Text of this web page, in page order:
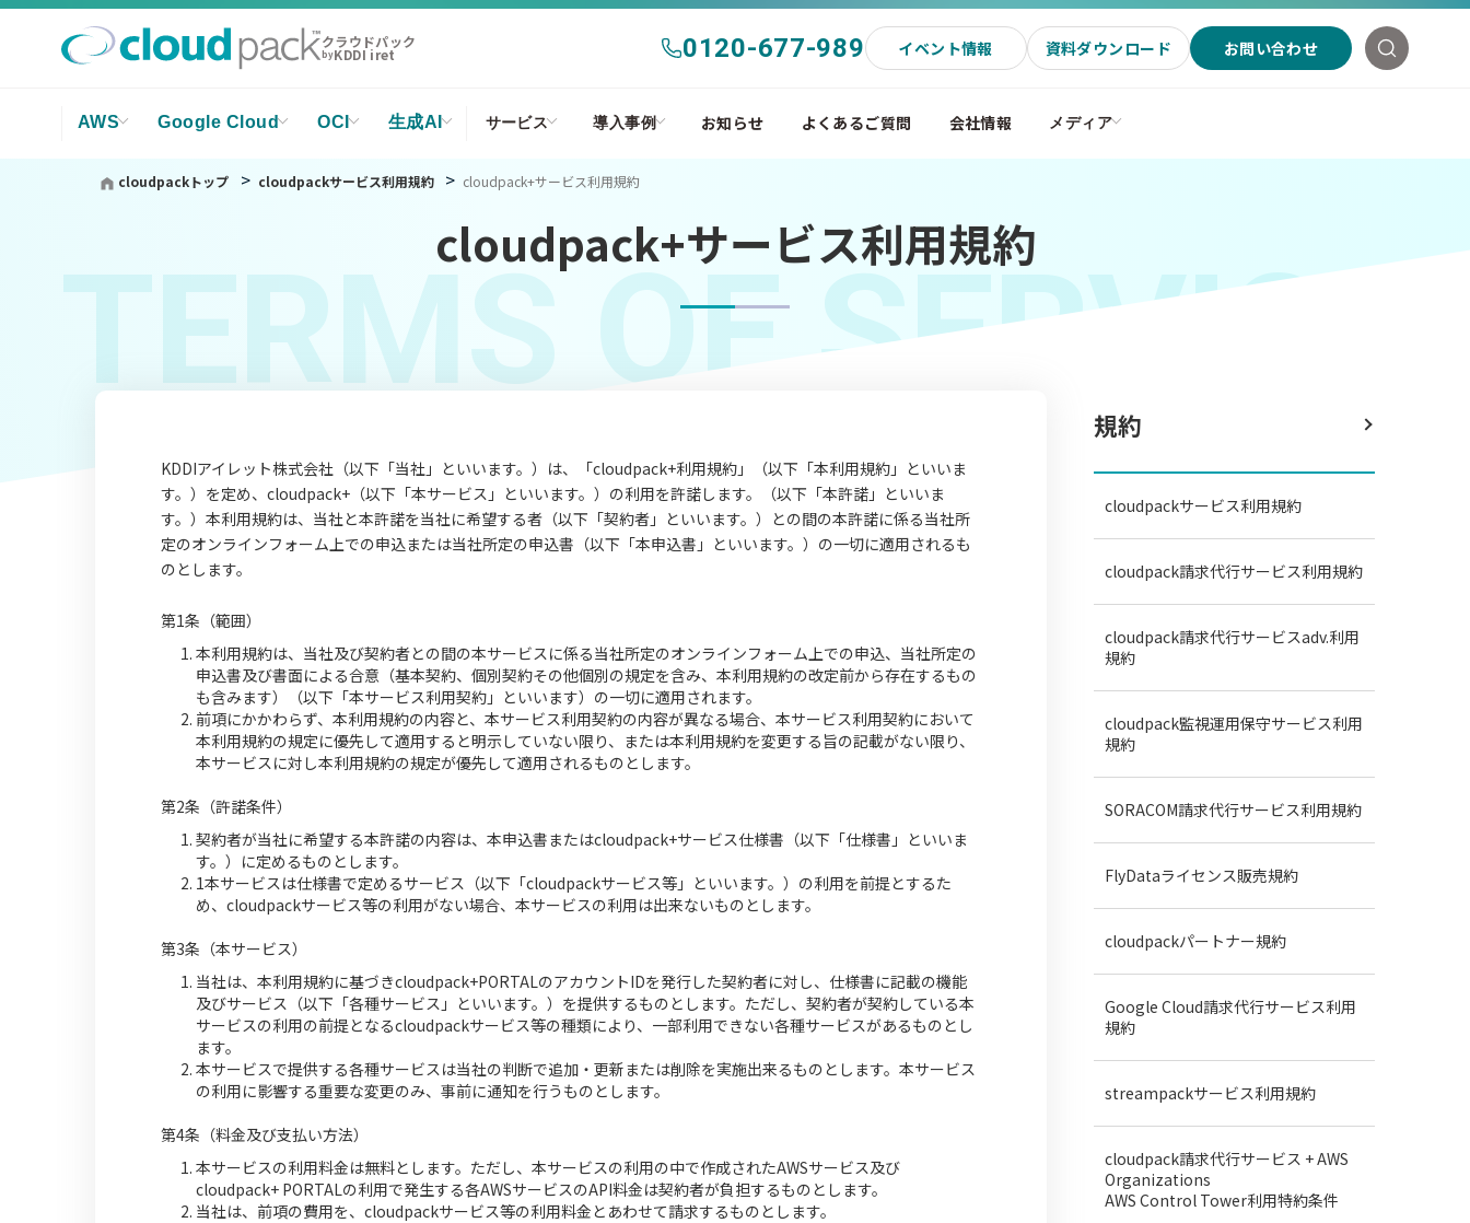
クラウドパック
byKDDI iret 0120-677-989 イベント情報 資料ダウンロード お問い合わせ
AWS Google Cloud OCI 生成AI サービス 導入事例 お知らせ よくあるご質問 会社情報 メディア
cloudpackトップ cloudpackサービス利用規約 cloudpack+サービス利用規約
cloudpack+サービス利用規約
TERMS OF SERVICE
KDDIアイレット株式会社（以下「当社」といいます。）は、「cloudpack+利用規約」（以下「本利用規約」といいま
す。）を定め、cloudpack+（以下「本サービス」といいます。）の利用を許諾します。（以下「本許諾」といいま
す。）本利用規約は、当社と本許諾を当社に希望する者（以下「契約者」といいます。）との間の本許諾に係る当社所
定のオンラインフォーム上での申込または当社所定の申込書（以下「本申込書」といいます。）の一切に適用されるも
のとします。
第1条（範囲）
本利用規約は、当社及び契約者との間の本サービスに係る当社所定のオンラインフォーム上での申込、当社所定の
申込書及び書面による合意（基本契約、個別契約その他個別の規定を含み、本利用規約の改定前から存在するもの
も含みます）（以下「本サービス利用契約」といいます）の一切に適用されます。
前項にかかわらず、本利用規約の内容と、本サービス利用契約の内容が異なる場合、本サービス利用契約において
本利用規約の規定に優先して適用すると明示していない限り、または本利用規約を変更する旨の記載がない限り、
本サービスに対し本利用規約の規定が優先して適用されるものとします。
第2条（許諾条件）
契約者が当社に希望する本許諾の内容は、本申込書またはcloudpack+サービス仕様書（以下「仕様書」といいま
す。）に定めるものとします。
1本サービスは仕様書で定めるサービス（以下「cloudpackサービス等」といいます。）の利用を前提とするた
め、cloudpackサービス等の利用がない場合、本サービスの利用は出来ないものとします。
第3条（本サービス）
当社は、本利用規約に基づきcloudpack+PORTALのアカウントIDを発行した契約者に対し、仕様書に記載の機能
及びサービス（以下「各種サービス」といいます。）を提供するものとします。ただし、契約者が契約している本
サービスの利用の前提となるcloudpackサービス等の種類により、一部利用できない各種サービスがあるものとし
ます。
本サービスで提供する各種サービスは当社の判断で追加・更新または削除を実施出来るものとします。本サービス
の利用に影響する重要な変更のみ、事前に通知を行うものとします。
第4条（料金及び支払い方法）
本サービスの利用料金は無料とします。ただし、本サービスの利用の中で作成されたAWSサービス及び
cloudpack+ PORTALの利用で発生する各AWSサービスのAPI料金は契約者が負担するものとします。
当社は、前項の費用を、cloudpackサービス等の利用料金とあわせて請求するものとします。
規約
cloudpackサービス利用規約
cloudpack請求代行サービス利用規約
cloudpack請求代行サービスadv.利用
規約
cloudpack監視運用保守サービス利用
規約
SORACOM請求代行サービス利用規約
FlyDataライセンス販売規約
cloudpackパートナー規約
Google Cloud請求代行サービス利用
規約
streampackサービス利用規約
cloudpack請求代行サービス + AWS
Organizations
AWS Control Tower利用特約条件